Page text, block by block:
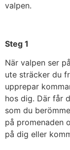
valpen.
Steg 1
När valpen ser
ute sträcker du
upprepar
hos dig. Där får
som du
på promenaden
på dig eller